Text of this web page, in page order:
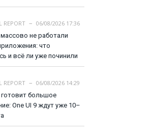
REPORT
06/08/2026 17:36
не работали
что
и всё ли уже починили
REPORT
06/08/2026 14:29
готовит большое
One UI 9 ждут уже 10–